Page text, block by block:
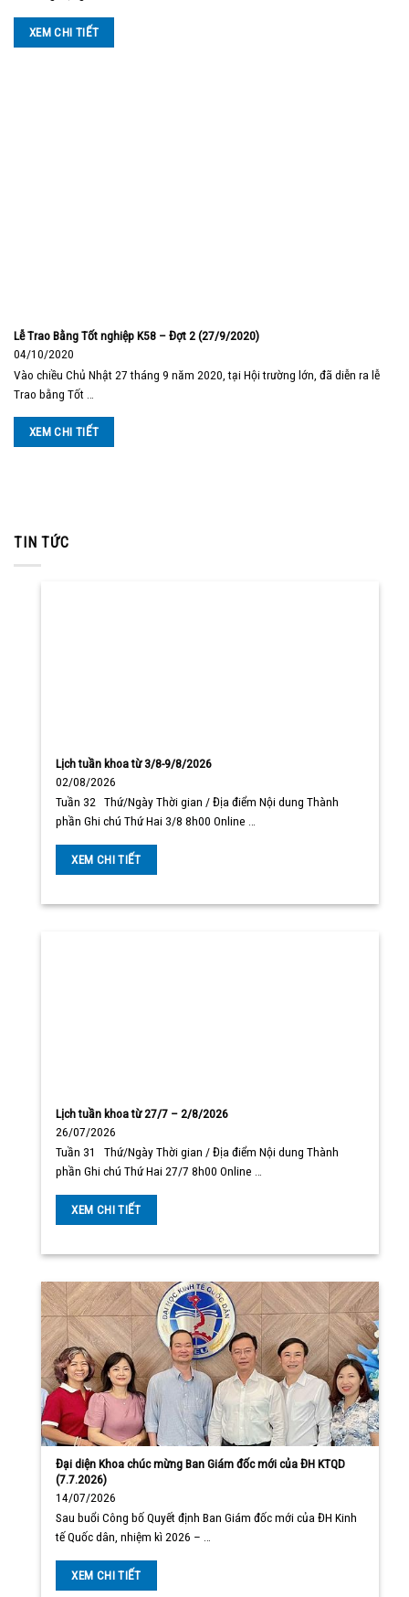
XEM CHI TIẾT
Lễ Trao Bằng Tốt nghiệp K58 – Đợt 2 (27/9/2020)
04/10/2020
Vào chiều Chủ Nhật 27 tháng 9 năm 2020, tại Hội trường lớn, đã diễn ra lễ
Trao bằng Tốt …
XEM CHI TIẾT
TIN TỨC
Lịch tuần khoa từ 3/8-9/8/2026
02/08/2026
Tuần 32 Thứ/Ngày Thời gian / Địa điểm Nội dung Thành
phần Ghi chú Thứ Hai 3/8 8h00 Online …
XEM CHI TIẾT
Lịch tuần khoa từ 27/7 – 2/8/2026
26/07/2026
Tuần 31 Thứ/Ngày Thời gian / Địa điểm Nội dung Thành
phần Ghi chú Thứ Hai 27/7 8h00 Online …
XEM CHI TIẾT
Đại diện Khoa chúc mừng Ban Giám đốc mới của ĐH KTQD
(7.7.2026)
14/07/2026
Sau buổi Công bố Quyết định Ban Giám đốc mới của ĐH Kinh
tế Quốc dân, nhiệm kì 2026 – …
XEM CHI TIẾT